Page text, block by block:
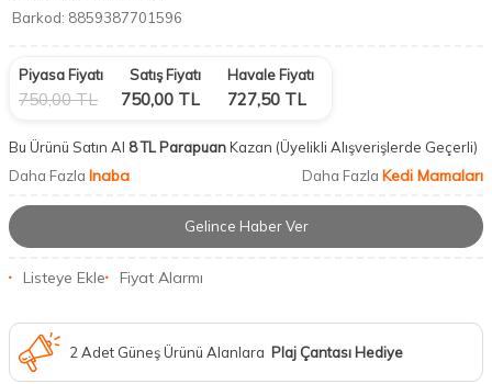
Barkod: 8859387701596
Piyasa Fiyatı
750,00TL
Satış Fiyatı
750,00 TL
Havale Fiyatı
727,50 TL
Bu Ürünü Satın Al 8 TL ParapuanKazan (Üyelikli Alışverişlerde Geçerli)
Daha Fazla Inaba Daha Fazla Kedi Mamaları
Gelince Haber Ver
Listeye Ekle Fiyat Alarmı
2 Adet Güneş Ürünü Alanlara Plaj Çantası Hediye